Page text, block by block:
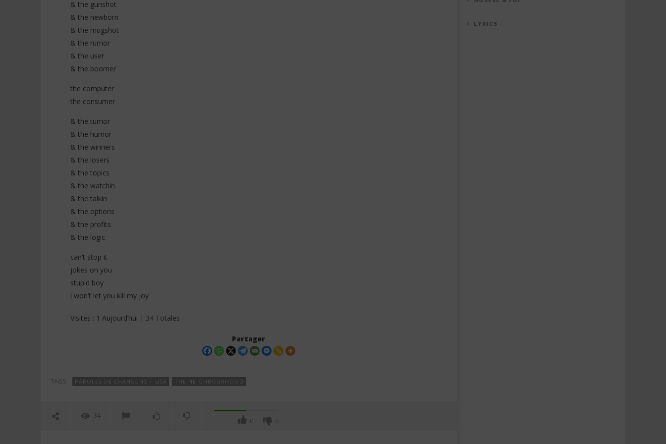
& the gunshot
& the newborn
& the mugshot
& the rumor
& the user
& the boomer
the computer
the consumer
& the tumor
& the humor
& the winners
& the losers
& the topics
& the watchin
& the talkin
& the options
& the profits
& the logic
can’t stop it
jokes on you
stupid boy
i won’t let you kill my joy
Visites : 1 Aujourd’hui | 34 Totales
Partager
TAGS: PAROLES DE CHANSONS | USA THE NEIGHBOURHOOD
34
0 0
LYRICS